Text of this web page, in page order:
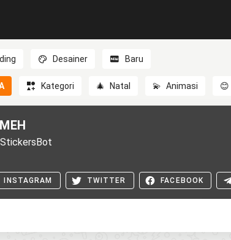
Desainer Baru
Kategori 🎄 Natal 💫 Animasi 😊
MEH
StickersBot
INSTAGRAM TWITTER FACEBOOK